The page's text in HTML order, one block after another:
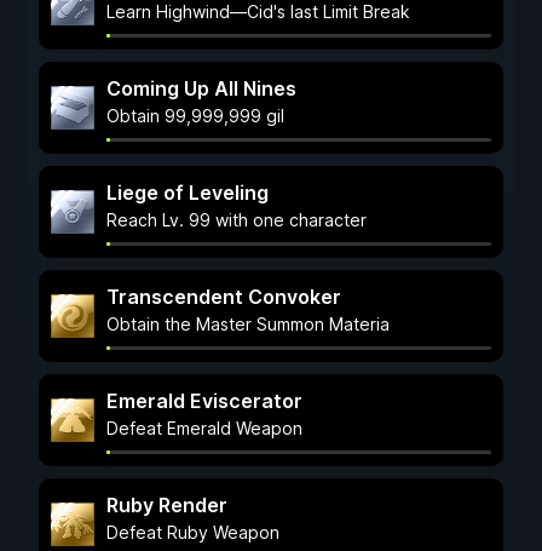
Learn Highwind—Cid's last Limit Break
Coming Up All Nines
Obtain 99,999,999 gil
Liege of Leveling
Reach Lv. 99 with one character
Transcendent Convoker
Obtain the Master Summon Materia
Emerald Eviscerator
Defeat Emerald Weapon
Ruby Render
Defeat Ruby Weapon